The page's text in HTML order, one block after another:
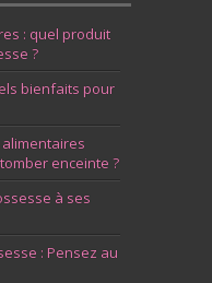
: quel produit
?
bienfaits pour
tomber enceinte ?
à ses
: Pensez au